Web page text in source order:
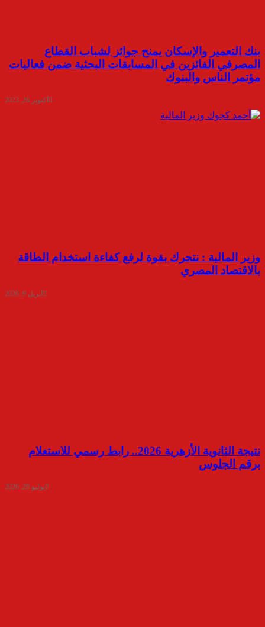
بنك التعمير والإسكان يمنح جوائز لشباب القطاع
المصرفي الفائزين في المسابقات البحثية ضمن فعاليات
مؤتمر الناس والبنوك
أكتوبر 26, 2023
وزير المالية : نتحرك بقوة لرفع كفاءة استخدام الطاقة
بالاقتصاد المصري
أبريل 9, 2026
نتيجة الثانوية الأزهرية 2026.. رابط رسمي للاستعلام
برقم الجلوس
يوليو 26, 2026